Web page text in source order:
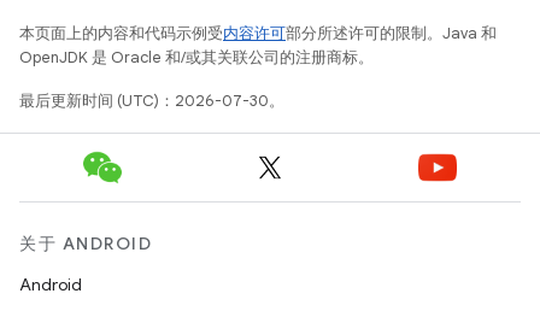
本页面上的内容和代码示例受内容许可部分所述许可的限制。Java 和
OpenJDK 是 Oracle 和/或其关联公司的注册商标。
最后更新时间 (UTC)：2026-07-30。
关于 ANDROID
Android